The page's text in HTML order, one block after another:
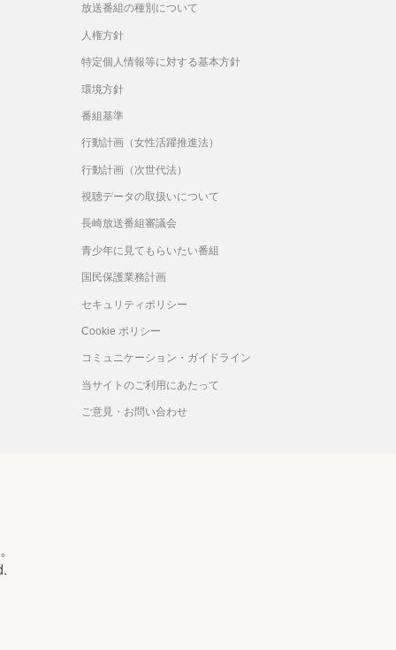
放送番組の種別について
人権方針
特定個人情報等に対する基本方針
環境方針
番組基準
行動計画（女性活躍推進法）
行動計画（次世代法）
視聴データの取扱いについて
長崎放送番組審議会
青少年に見てもらいたい番組
国民保護業務計画
セキュリティポリシー
Cookie ポリシー
コミュニケーション・ガイドライン
当サイトのご利用にあたって
ご意見・お問い合わせ